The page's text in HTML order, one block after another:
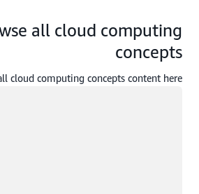
all cloud computing
concepts
cloud computing concepts content here: